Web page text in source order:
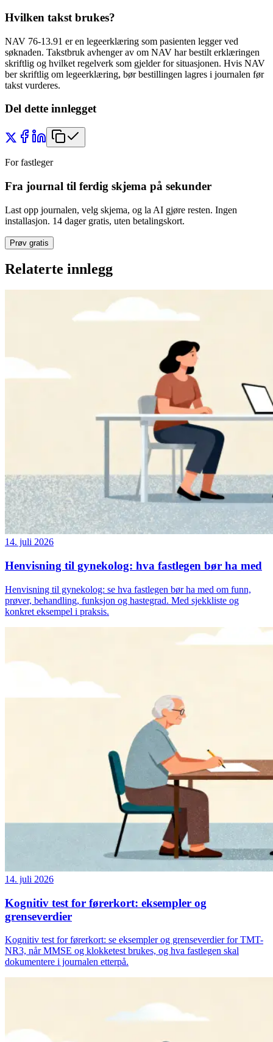
Hvilken takst brukes?
NAV 76-13.91 er en legeerklæring som pasienten legger ved
søknaden. Takstbruk avhenger av om NAV har bestilt erklæringen
skriftlig og hvilket regelverk som gjelder for situasjonen. Hvis NAV
ber skriftlig om legeerklæring, bør bestillingen lagres i journalen før
takst vurderes.
Del dette innlegget
For fastleger
Fra journal til ferdig skjema på sekunder
Last opp journalen, velg skjema, og la AI gjøre resten. Ingen
installasjon. 14 dager gratis, uten betalingskort.
Prøv gratis
Relaterte innlegg
14. juli 2026
Henvisning til gynekolog: hva fastlegen bør ha med
Henvisning til gynekolog: se hva fastlegen bør ha med om funn,
prøver, behandling, funksjon og hastegrad. Med sjekkliste og
konkret eksempel i praksis.
14. juli 2026
Kognitiv test for førerkort: eksempler og
grenseverdier
Kognitiv test for førerkort: se eksempler og grenseverdier for TMT-
NR3, når MMSE og klokketest brukes, og hva fastlegen skal
dokumentere i journalen etterpå.